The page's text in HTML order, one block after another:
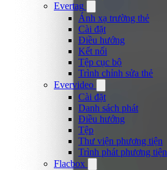
Evertag
Ánh xạ trường thẻ
Cài đặt
Điều hướng
Kết nối
Tệp cục bộ
Trình chỉnh sửa thẻ
Evervideo
Cài đặt
Danh sách phát
Điều hướng
Tệp
Thư viện phương tiện
Trình phát phương tiện
Flacbox